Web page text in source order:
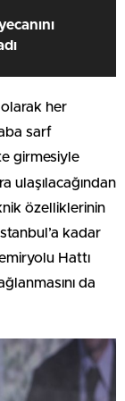
her
sarf
girmesiyle
ulaşılacağından
özelliklerinin
kadar
Hattı
da